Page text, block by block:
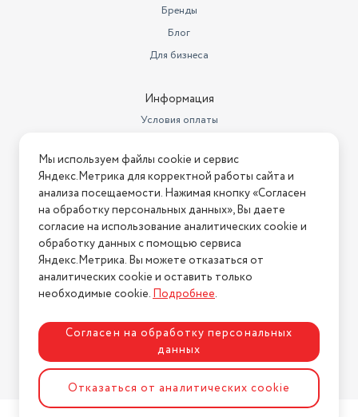
Бренды
Блог
Для бизнеса
Информация
Условия оплаты
Условия возврата
Нашли ошибку на сайте? Напишите нам
2026 © Интернет-магазин "АстМаркет". У нас есть всё!
Политика конфиденциальности
Разработка сайтаASTDESIGN
Мы используем файлы cookie и сервис
Яндекс.Метрика для корректной работы сайта и
анализа посещаемости. Нажимая кнопку «Согласен
на обработку персональных данных», Вы даете
согласие на использование аналитических cookie и
обработку данных с помощью сервиса
Яндекс.Метрика. Вы можете отказаться от
аналитических cookie и оставить только
необходимые cookie.Подробнее.
Согласен на обработку персональных
данных
Отказаться от аналитических cookie